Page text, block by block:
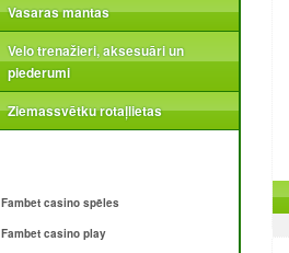
Vasaras mantas
Velo trenažieri, aksesuāri un
piederumi
Ziemassvētku rotaļlietas
Fambet casino spēles
Fambet casino play